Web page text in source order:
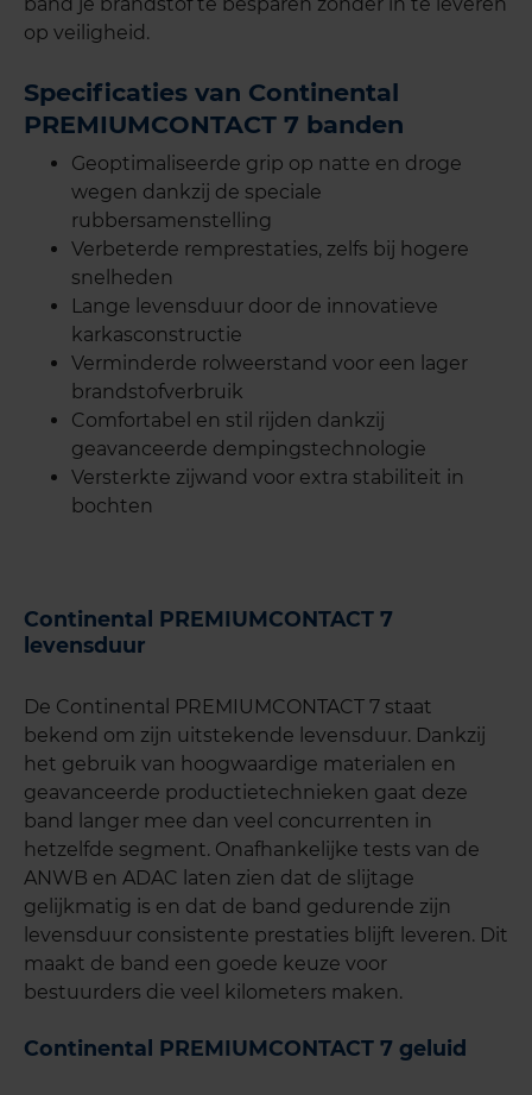
op veiligheid.
Specificaties van Continental
PREMIUMCONTACT 7 banden
Geoptimaliseerde grip op natte en droge
wegen dankzij de speciale
rubbersamenstelling
Verbeterde remprestaties, zelfs bij hogere
snelheden
Lange levensduur door de innovatieve
karkasconstructie
Verminderde rolweerstand voor een lager
brandstofverbruik
Comfortabel en stil rijden dankzij
geavanceerde dempingstechnologie
Versterkte zijwand voor extra stabiliteit in
bochten
Continental PREMIUMCONTACT 7
levensduur
De Continental PREMIUMCONTACT 7 staat
bekend om zijn uitstekende levensduur. Dankzij
het gebruik van hoogwaardige materialen en
geavanceerde productietechnieken gaat deze
band langer mee dan veel concurrenten in
hetzelfde segment. Onafhankelijke tests van de
ANWB en ADAC laten zien dat de slijtage
gelijkmatig is en dat de band gedurende zijn
levensduur consistente prestaties blijft leveren. Dit
maakt de band een goede keuze voor
bestuurders die veel kilometers maken.
Continental PREMIUMCONTACT 7 geluid